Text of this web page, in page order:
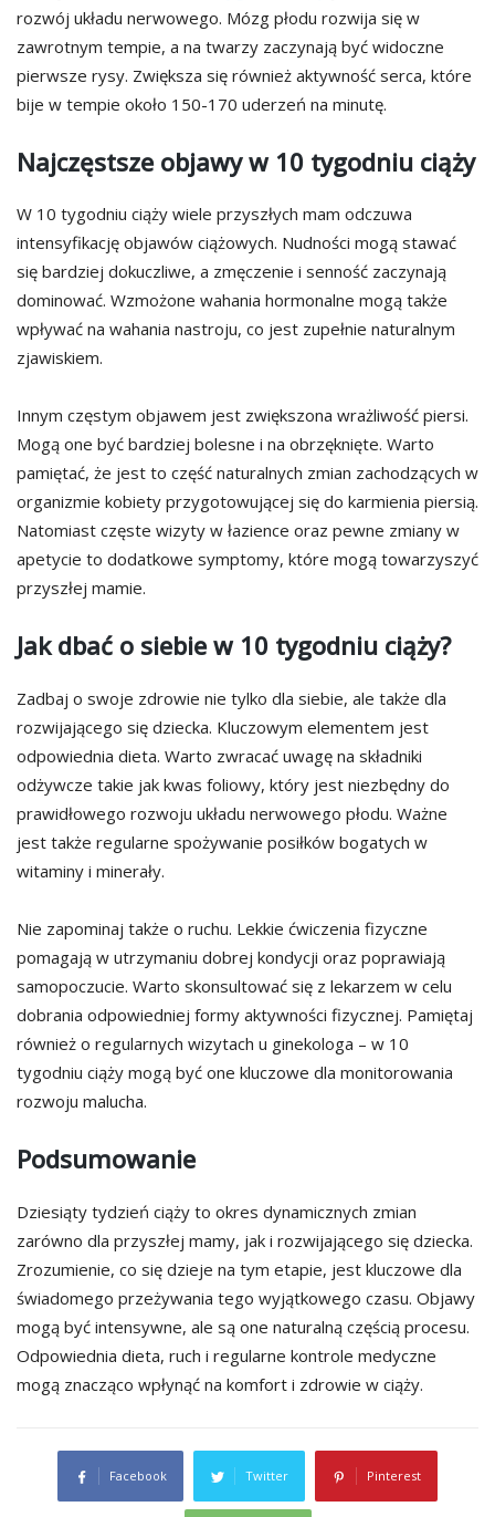
rozwój układu nerwowego. Mózg płodu rozwija się w
zawrotnym tempie, a na twarzy zaczynają być widoczne
pierwsze rysy. Zwiększa się również aktywność serca, które
bije w tempie około 150-170 uderzeń na minutę.
Najczęstsze objawy w 10 tygodniu ciąży
W 10 tygodniu ciąży wiele przyszłych mam odczuwa
intensyfikację objawów ciążowych. Nudności mogą stawać
się bardziej dokuczliwe, a zmęczenie i senność zaczynają
dominować. Wzmożone wahania hormonalne mogą także
wpływać na wahania nastroju, co jest zupełnie naturalnym
zjawiskiem.
Innym częstym objawem jest zwiększona wrażliwość piersi.
Mogą one być bardziej bolesne i na obrzęknięte. Warto
pamiętać, że jest to część naturalnych zmian zachodzących w
organizmie kobiety przygotowującej się do karmienia piersią.
Natomiast częste wizyty w łazience oraz pewne zmiany w
apetycie to dodatkowe symptomy, które mogą towarzyszyć
przyszłej mamie.
Jak dbać o siebie w 10 tygodniu ciąży?
Zadbaj o swoje zdrowie nie tylko dla siebie, ale także dla
rozwijającego się dziecka. Kluczowym elementem jest
odpowiednia dieta. Warto zwracać uwagę na składniki
odżywcze takie jak kwas foliowy, który jest niezbędny do
prawidłowego rozwoju układu nerwowego płodu. Ważne
jest także regularne spożywanie posiłków bogatych w
witaminy i minerały.
Nie zapominaj także o ruchu. Lekkie ćwiczenia fizyczne
pomagają w utrzymaniu dobrej kondycji oraz poprawiają
samopoczucie. Warto skonsultować się z lekarzem w celu
dobrania odpowiedniej formy aktywności fizycznej. Pamiętaj
również o regularnych wizytach u ginekologa – w 10
tygodniu ciąży mogą być one kluczowe dla monitorowania
rozwoju malucha.
Podsumowanie
Dziesiąty tydzień ciąży to okres dynamicznych zmian
zarówno dla przyszłej mamy, jak i rozwijającego się dziecka.
Zrozumienie, co się dzieje na tym etapie, jest kluczowe dla
świadomego przeżywania tego wyjątkowego czasu. Objawy
mogą być intensywne, ale są one naturalną częścią procesu.
Odpowiednia dieta, ruch i regularne kontrole medyczne
mogą znacząco wpłynąć na komfort i zdrowie w ciąży.
Facebook Twitter Pinterest